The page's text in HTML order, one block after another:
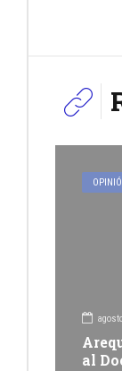
al